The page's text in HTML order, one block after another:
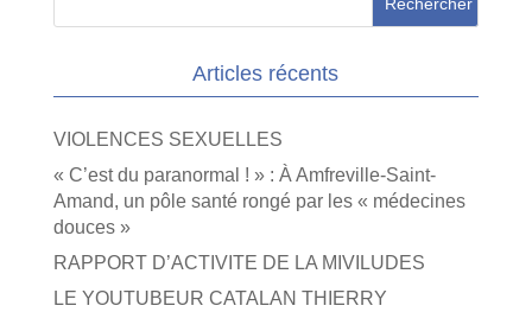
Articles récents
VIOLENCES SEXUELLES
« C’est du paranormal ! » : À Amfreville-Saint-
Amand, un pôle santé rongé par les « médecines
douces »
RAPPORT D’ACTIVITE DE LA MIVILUDES
LE YOUTUBEUR CATALAN THIERRY